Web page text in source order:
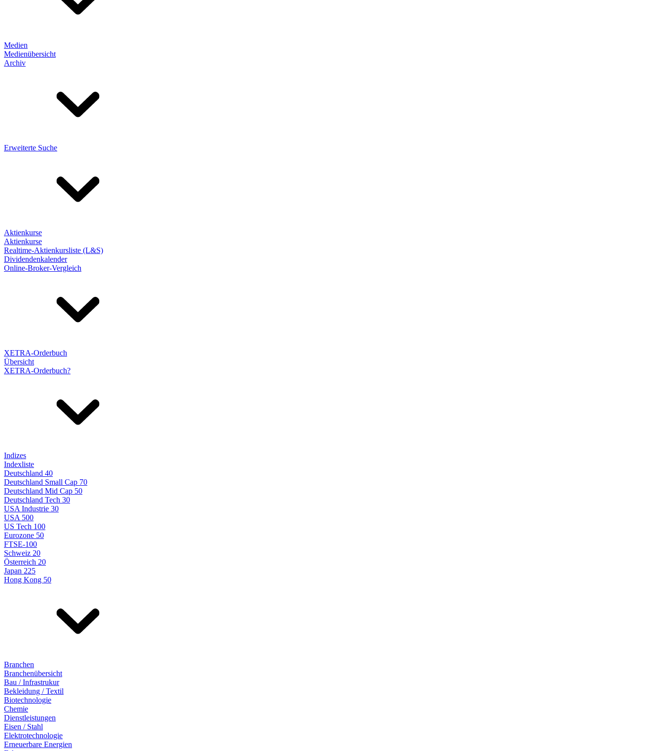
Medien
Medienübersicht
Archiv
Erweiterte Suche
Aktienkurse
Aktienkurse
Realtime-Aktienkursliste (L&S)
Dividendenkalender
Online-Broker-Vergleich
XETRA-Orderbuch
Übersicht
XETRA-Orderbuch?
Indizes
Indexliste
Deutschland 40
Deutschland Small Cap 70
Deutschland Mid Cap 50
Deutschland Tech 30
USA Industrie 30
USA 500
US Tech 100
Eurozone 50
FTSE-100
Schweiz 20
Österreich 20
Japan 225
Hong Kong 50
Branchen
Branchenübersicht
Bau / Infrastrukur
Bekleidung / Textil
Biotechnologie
Chemie
Dienstleistungen
Eisen / Stahl
Elektrotechnologie
Erneuerbare Energien